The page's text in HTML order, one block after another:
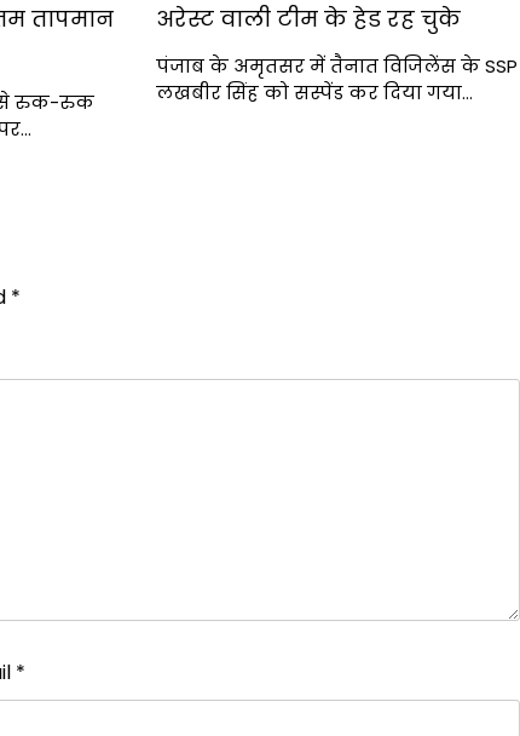
तापमान
से रुक-रुक
अरेस्ट वाली टीम के हेड रह चुके
पंजाब के अमृतसर में तैनात विजिलेंस के SSP
लखबीर सिंह को सस्पेंड कर दिया गया…
*
*